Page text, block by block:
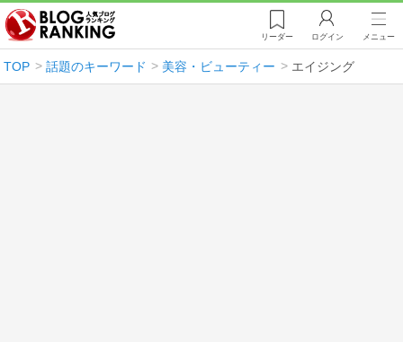
リーダー ログイン メニュー
TOP 話題のキーワード 美容・ビューティー エイジング